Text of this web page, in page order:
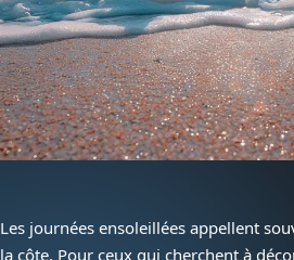
Les journées ensoleillées appellent
la côte. Pour ceux qui cherchent à